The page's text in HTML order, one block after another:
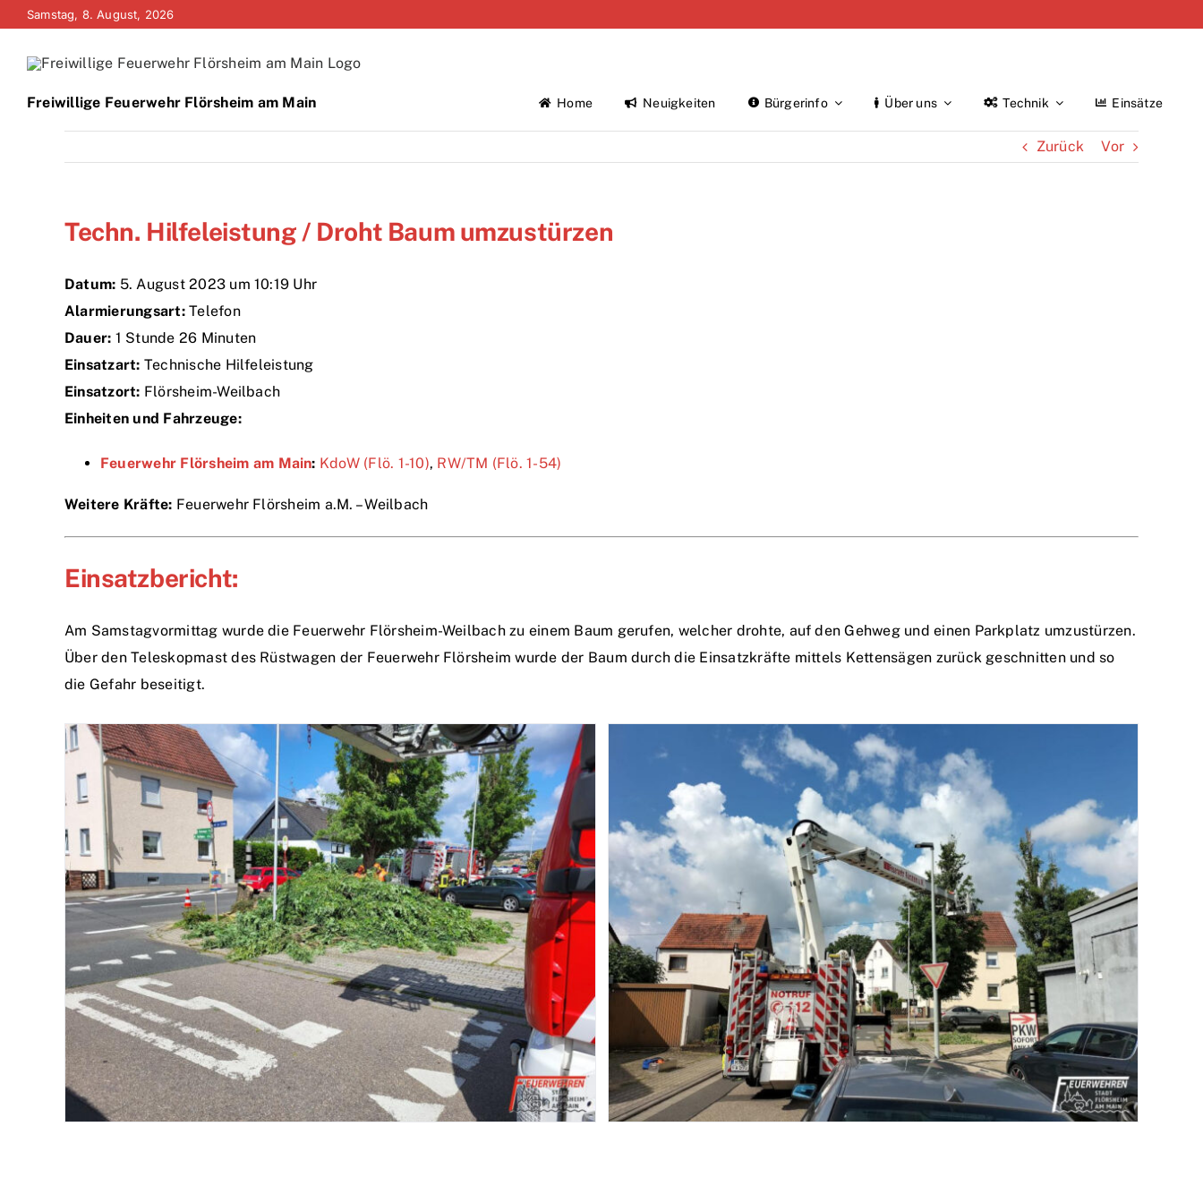
Zum
springen
Samstag, 8. August, 2026
Freiwillige Feuerwehr Flörsheim am Main Home Neuigkeiten Bürgerinfo Über uns Technik Einsätze
Zurück Vor
Techn. Hilfeleistung / Droht Baum umzustürzen
Datum: 5. August 2023 um 10:19 Uhr
Alarmierungsart:Telefon
Dauer: 1 Stunde 26 Minuten
Einsatzart: Technische Hilfeleistung
Einsatzort: Flörsheim-Weilbach
Einheiten und Fahrzeuge:
Feuerwehr Flörsheim am Main: KdoW (Flö. 1-10), RW/TM (Flö. 1-54)
Weitere Kräfte: Feuerwehr Flörsheim a.M. – Weilbach
Einsatzbericht:
Am Samstagvormittag wurde die Feuerwehr Flörsheim-Weilbach zu einem Baum gerufen, welcher drohte, auf den Gehweg und einen Parkplatz umzustürzen.
Über den Teleskopmast des Rüstwagen der Feuerwehr Flörsheim wurde der Baum durch die Einsatzkräfte mittels Kettensägen zurück geschnitten und so
die Gefahr beseitigt.